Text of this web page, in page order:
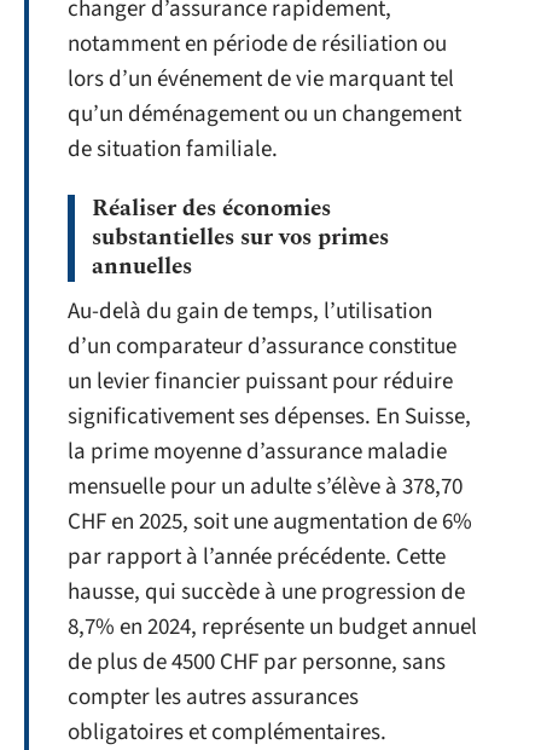
changer d’assurance rapidement,
notamment en période de résiliation ou
lors d’un événement de vie marquant tel
qu’un déménagement ou un changement
de situation familiale.
Réaliser des économies
substantielles sur vos primes
annuelles
Au-delà du gain de temps, l’utilisation
d’un comparateur d’assurance constitue
un levier financier puissant pour réduire
significativement ses dépenses. En Suisse,
la prime moyenne d’assurance maladie
mensuelle pour un adulte s’élève à 378,70
CHF en 2025, soit une augmentation de 6%
par rapport à l’année précédente. Cette
hausse, qui succède à une progression de
8,7% en 2024, représente un budget annuel
de plus de 4500 CHF par personne, sans
compter les autres assurances
obligatoires et complémentaires.